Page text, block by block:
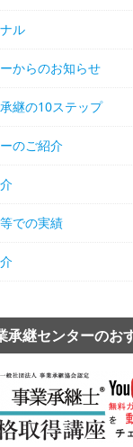
ル
からのお知らせ
継の10ステップ
のご紹介
での実績
承継センターのお